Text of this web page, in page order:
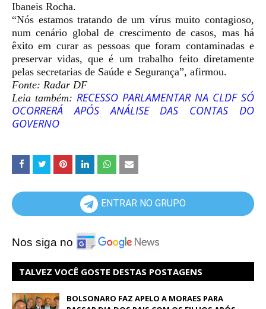
Ibaneis Rocha.
“Nós estamos tratando de um vírus muito contagioso,
num cenário global de crescimento de casos, mas há
êxito em curar as pessoas que foram contaminadas e
preservar vidas, que é um trabalho feito diretamente
pelas secretarias de Saúde e Segurança”, afirmou.
Fonte: Radar DF
Leia também: RECESSO PARLAMENTAR NA CLDF SÓ
OCORRERÁ APÓS ANÁLISE DAS CONTAS DO
GOVERNO
ENTRAR NO GRUPO
Nos siga no
TALVEZ VOCÊ GOSTE DESTAS POSTAGENS
BOLSONARO FAZ APELO A MORAES PARA